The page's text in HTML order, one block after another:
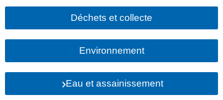
Déchets et collecte
Environnement
Eau et assainissement